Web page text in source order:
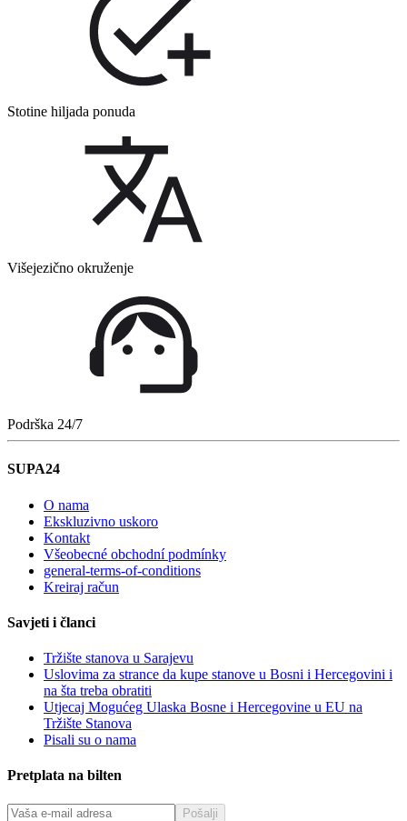
Stotine hiljada ponuda
Višejezično okruženje
Podrška 24/7
SUPA24
O nama
Ekskluzivno uskoro
Kontakt
Všeobecné obchodní podmínky
general-terms-of-conditions
Kreiraj račun
Savjeti i članci
Tržište stanova u Sarajevu
Uslovima za strance da kupe stanove u Bosni i Hercegovini i
na šta treba obratiti
Utjecaj Mogućeg Ulaska Bosne i Hercegovine u EU na
Tržište Stanova
Pisali su o nama
Pretplata na bilten
Pošalji